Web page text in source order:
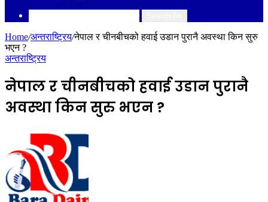
Home/अन्तराष्ट्रिय/नेपाल र चीनबीचको हवाई उडान पुरानै अवस्था किन सुरु
भएन ?
अन्तराष्ट्रिय
नेपाल र चीनबीचको हवाई उडान पुरानै
अवस्था किन सुरु भएन ?